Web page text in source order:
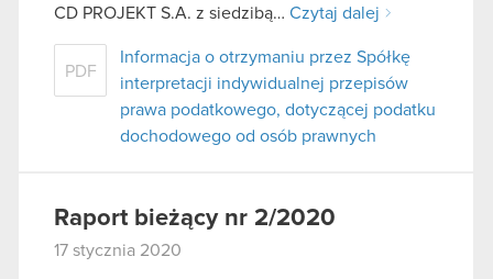
CD PROJEKT S.A. z siedzibą… Czytaj dalej
PDF
Informacja o otrzymaniu przez Spółkę
interpretacji indywidualnej przepisów
prawa podatkowego, dotyczącej podatku
dochodowego od osób prawnych
Raport bieżący nr 2/2020
17 stycznia 2020